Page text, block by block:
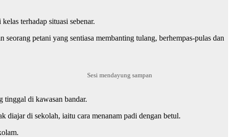
terhadap situasi sebenar.
petani yang sentiasa membanting tulang, berhempas-pulas dan
Sesi mendayung sampan
tinggal di kawasan bandar.
di sekolah, iaitu cara menanam padi dengan betul.